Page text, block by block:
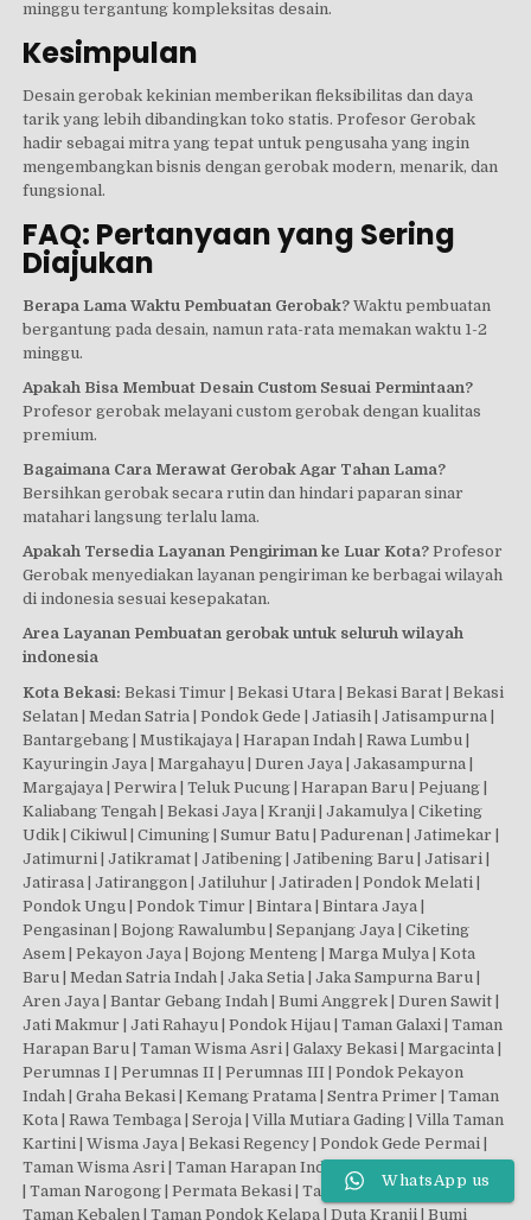
minggu tergantung kompleksitas desain.
Kesimpulan
Desain gerobak kekinian memberikan fleksibilitas dan daya
tarik yang lebih dibandingkan toko statis. Profesor Gerobak
hadir sebagai mitra yang tepat untuk pengusaha yang ingin
mengembangkan bisnis dengan gerobak modern, menarik, dan
fungsional.
FAQ: Pertanyaan yang Sering
Diajukan
Berapa Lama Waktu Pembuatan Gerobak? Waktu pembuatan
bergantung pada desain, namun rata-rata memakan waktu 1-2
minggu.
Apakah Bisa Membuat Desain Custom Sesuai Permintaan?
Profesor gerobak melayani custom gerobak dengan kualitas
premium.
Bagaimana Cara Merawat Gerobak Agar Tahan Lama?
Bersihkan gerobak secara rutin dan hindari paparan sinar
matahari langsung terlalu lama.
Apakah Tersedia Layanan Pengiriman ke Luar Kota? Profesor
Gerobak menyediakan layanan pengiriman ke berbagai wilayah
di indonesia sesuai kesepakatan.
Area Layanan Pembuatan gerobak untuk seluruh wilayah
indonesia
Kota Bekasi: Bekasi Timur | Bekasi Utara | Bekasi Barat | Bekasi
Selatan | Medan Satria | Pondok Gede | Jatiasih | Jatisampurna |
Bantargebang | Mustikajaya | Harapan Indah | Rawa Lumbu |
Kayuringin Jaya | Margahayu | Duren Jaya | Jakasampurna |
Margajaya | Perwira | Teluk Pucung | Harapan Baru | Pejuang |
Kaliabang Tengah | Bekasi Jaya | Kranji | Jakamulya | Ciketing
Udik | Cikiwul | Cimuning | Sumur Batu | Padurenan | Jatimekar |
Jatimurni | Jatikramat | Jatibening | Jatibening Baru | Jatisari |
Jatirasa | Jatiranggon | Jatiluhur | Jatiraden | Pondok Melati |
Pondok Ungu | Pondok Timur | Bintara | Bintara Jaya |
Pengasinan | Bojong Rawalumbu | Sepanjang Jaya | Ciketing
Asem | Pekayon Jaya | Bojong Menteng | Marga Mulya | Kota
Baru | Medan Satria Indah | Jaka Setia | Jaka Sampurna Baru |
Aren Jaya | Bantar Gebang Indah | Bumi Anggrek | Duren Sawit |
Jati Makmur | Jati Rahayu | Pondok Hijau | Taman Galaxi | Taman
Harapan Baru | Taman Wisma Asri | Galaxy Bekasi | Margacinta |
Perumnas I | Perumnas II | Perumnas III | Pondok Pekayon
Indah | Graha Bekasi | Kemang Pratama | Sentra Primer | Taman
Kota | Rawa Tembaga | Seroja | Villa Mutiara Gading | Villa Taman
Kartini | Wisma Jaya | Bekasi Regency | Pondok Gede Permai |
Taman Wisma Asri | Taman Harapan Indah | Jati Asih Residence
| Taman Narogong | Permata Bekasi | Taman Tridaya Indah |
Taman Kebalen | Taman Pondok Kelapa | Duta Kranji | Bumi
WhatsApp us